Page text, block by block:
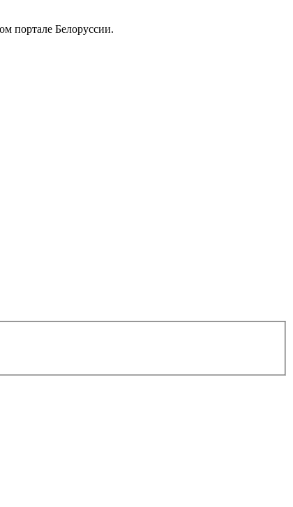
портале Белоруссии.